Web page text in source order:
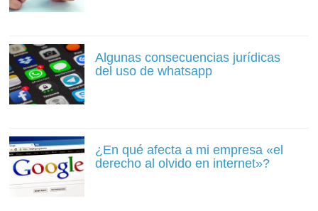
Algunas consecuencias jurídicas
del uso de whatsapp
¿En qué afecta a mi empresa «el
derecho al olvido en internet»?